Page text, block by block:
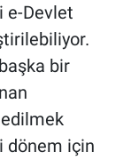
e-Devlet
bir
dönem için